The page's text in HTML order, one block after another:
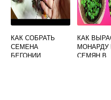
КАК СОБРАТЬ
СЕМЕНА
БЕГОНИИ
КАК
МОНАРДУ
СЕМЯН В